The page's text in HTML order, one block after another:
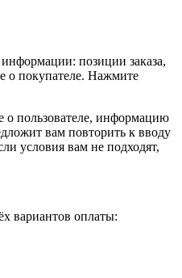
позиции заказа,
о покупателе. Нажмите
о пользователе, информацию
вам повторить к вводу
условия вам не подходят,
вариантов оплаты: